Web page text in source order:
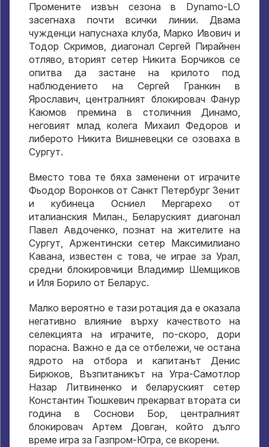
Промените извън сезона в Dynamo-LO
засегнаха почти всички линии. Двама
чужденци напуснаха клуба, Марко Ивович и
Тодор Скримов, диагонал Сергей Пирайнен
отляво, вторият сетер Никита Борчиков се
опитва да застане на крилото под
наблюдението на Сергей Гранкин в
Ярославич, централният блокировач Фанур
Каюмов премина в столичния Динамо,
неговият млад колега Михаил Федоров и
либерото Никита Вишневецки се озоваха в
Сургут.
Вместо това те бяха заменени от играчите
Фьодор Воронков от Санкт Петербург Зенит
и кубинеца Осниел Мергарехо от
италианския Милан., Беларуският диагонал
Павел Авдоченко, познат на жителите на
Сургут, Аржентински сетер Максимилиано
Кавана, известен с това, че играе за Урал,
средни блокировчици Владимир Шемщиков
и Иля Борило от Беларус.
Малко вероятно е тази ротация да е оказала
негативно влияние върху качеството на
селекцията на играчите, по-скоро, дори
порасна. Важно е да се отбележи, че остана
ядрото на отбора и капитанът Денис
Бирюков, Възпитаникът на Угра-Самотлор
Назар Литвиненко и беларуският сетер
Константин Тюшкевич прекарват втората си
година в Соснови Бор, централният
блокировач Артем Довган, който дълго
време игра за Газпром-Югра, се вкорени.